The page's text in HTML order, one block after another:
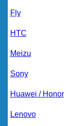
Fly
HTC
Meizu
Sony
Huawei / Honor
Lenovo